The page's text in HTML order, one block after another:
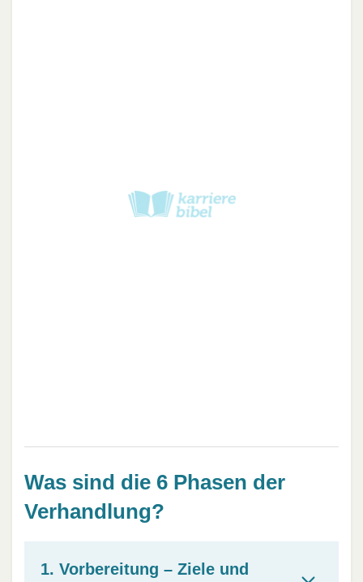
Was sind die 6 Phasen der
Verhandlung?
1. Vorbereitung – Ziele und